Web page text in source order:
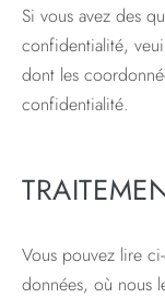
Si vous avez des
confidentialité,
dont les
confidentialité.
Vous pouvez lire
données, où nous